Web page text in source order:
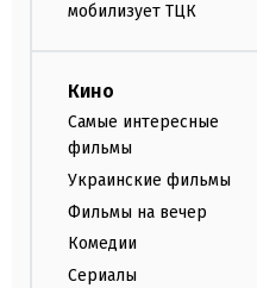
мобилизует ТЦК
Кино
Самые интересные
фильмы
Украинские фильмы
Фильмы на вечер
Комедии
Сериалы